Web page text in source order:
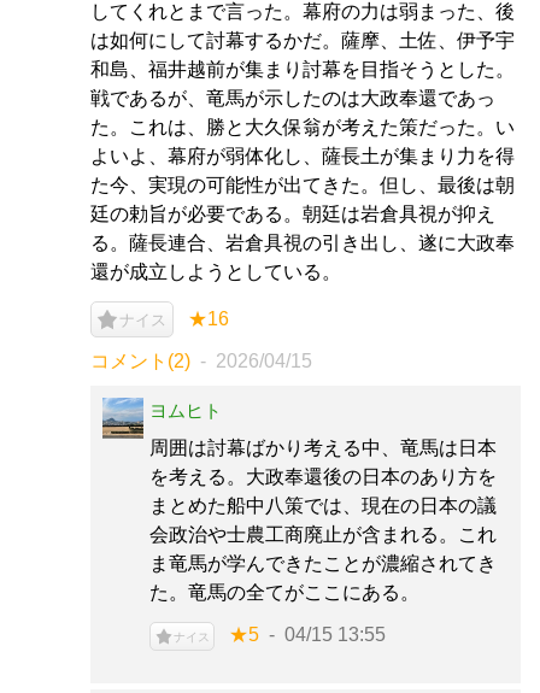
してくれとまで言った。幕府の力は弱まった、後
は如何にして討幕するかだ。薩摩、土佐、伊予宇
和島、福井越前が集まり討幕を目指そうとした。
戦であるが、竜馬が示したのは大政奉還であっ
た。これは、勝と大久保翁が考えた策だった。い
よいよ、幕府が弱体化し、薩長土が集まり力を得
た今、実現の可能性が出てきた。但し、最後は朝
廷の勅旨が必要である。朝廷は岩倉具視が抑え
る。薩長連合、岩倉具視の引き出し、遂に大政奉
還が成立しようとしている。
ナイス ★16
コメント(2) 2026/04/15
ヨムヒト
周囲は討幕ばかり考える中、竜馬は日本
を考える。大政奉還後の日本のあり方を
まとめた船中八策では、現在の日本の議
会政治や士農工商廃止が含まれる。これ
ま竜馬が学んできたことが濃縮されてき
た。竜馬の全てがここにある。
ナイス ★5 04/15 13:55